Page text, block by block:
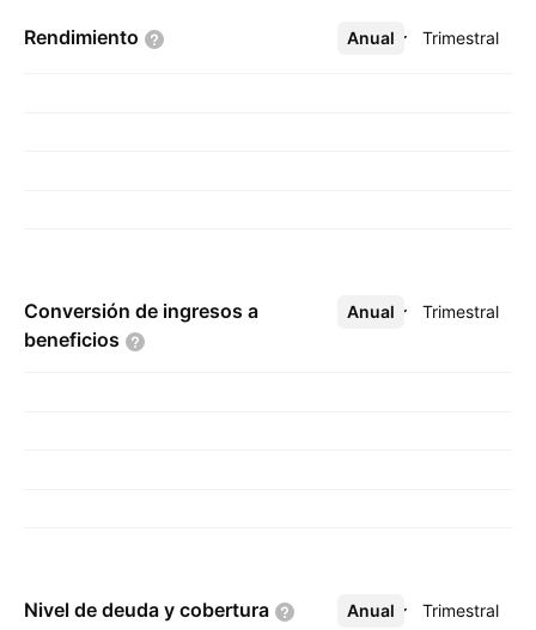
Rendimiento Anual Trimestral
Más
Conversión de ingresos a
beneficios
Anual Trimestral
Más
Nivel de deuda y cobertura Anual Trimestral
Más